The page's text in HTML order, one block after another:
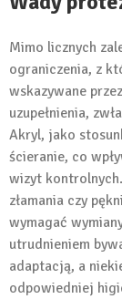
Mimo licznych
ograniczenia, z
wskazywane
uzupełnienia,
Akryl, jako
ścieranie, co
wizyt
złamania czy
wymagać
utrudnieniem
adaptacją, a
odpowiedniej